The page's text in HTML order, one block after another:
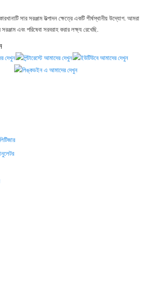
সার সরঞ্জাম উত্পাদন ক্ষেত্রে একটি শীর্ষস্থানীয় উদ্যোগ. আমরা
এবং পরিষেবা সরবরাহ করার লক্ষ্য রেখেছি.